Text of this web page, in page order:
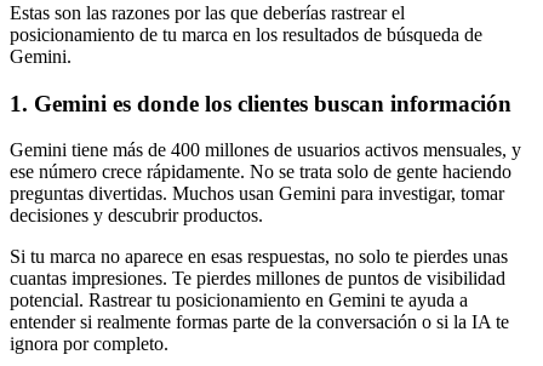
Estas son las razones por las que deberías rastrear el
posicionamiento de tu marca en los resultados de búsqueda de
Gemini.
1. Gemini es donde los clientes buscan información
Gemini tiene más de 400 millones de usuarios activos mensuales, y
ese número crece rápidamente. No se trata solo de gente haciendo
preguntas divertidas. Muchos usan Gemini para investigar, tomar
decisiones y descubrir productos.
Si tu marca no aparece en esas respuestas, no solo te pierdes unas
cuantas impresiones. Te pierdes millones de puntos de visibilidad
potencial. Rastrear tu posicionamiento en Gemini te ayuda a
entender si realmente formas parte de la conversación o si la IA te
ignora por completo.